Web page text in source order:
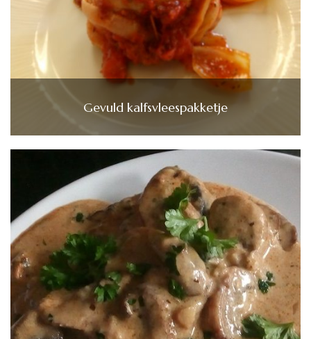
Gevuld kalfsvleespakketje